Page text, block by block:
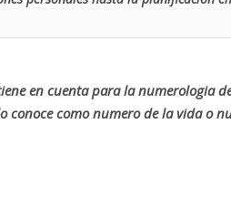
en cuenta para la numerologia
conoce como numero de la vida o